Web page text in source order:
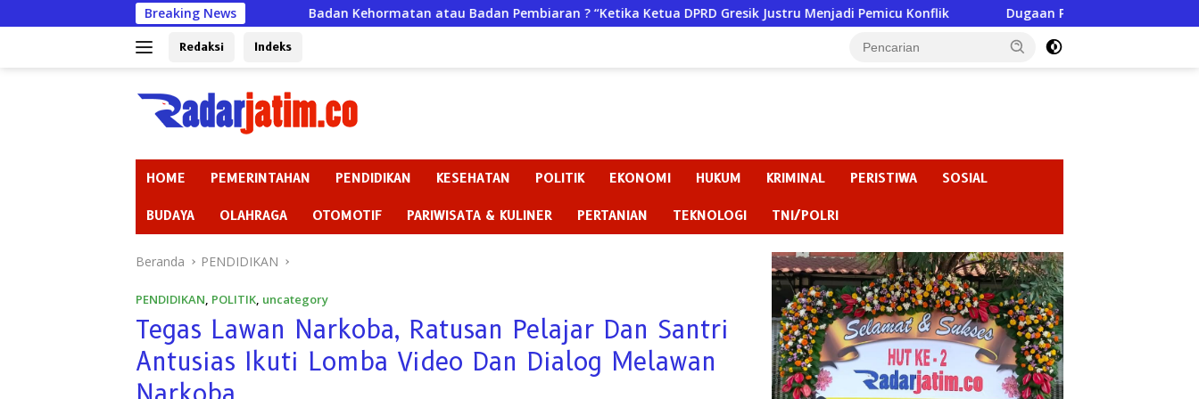
ke
Breaking NewsBadan Kehormatan atau Badan Pembiaran ? “Ketika Ketua DPRD Gresik Justru Menjadi Pemicu Konflik Dugaan Perundungan di SMPN 3 Gondang
Redaksi Indeks
HOME PEMERINTAHAN PENDIDIKAN KESEHATAN POLITIK EKONOMI HUKUM KRIMINAL PERISTIWA SOSIAL
BUDAYA OLAHRAGA OTOMOTIF PARIWISATA & KULINER PERTANIAN TEKNOLOGI TNI/POLRI
Beranda PENDIDIKAN
PENDIDIKAN, POLITIK, uncategory
Tegas Lawan Narkoba, Ratusan Pelajar Dan Santri
Antusias Ikuti Lomba Video Dan Dialog Melawan